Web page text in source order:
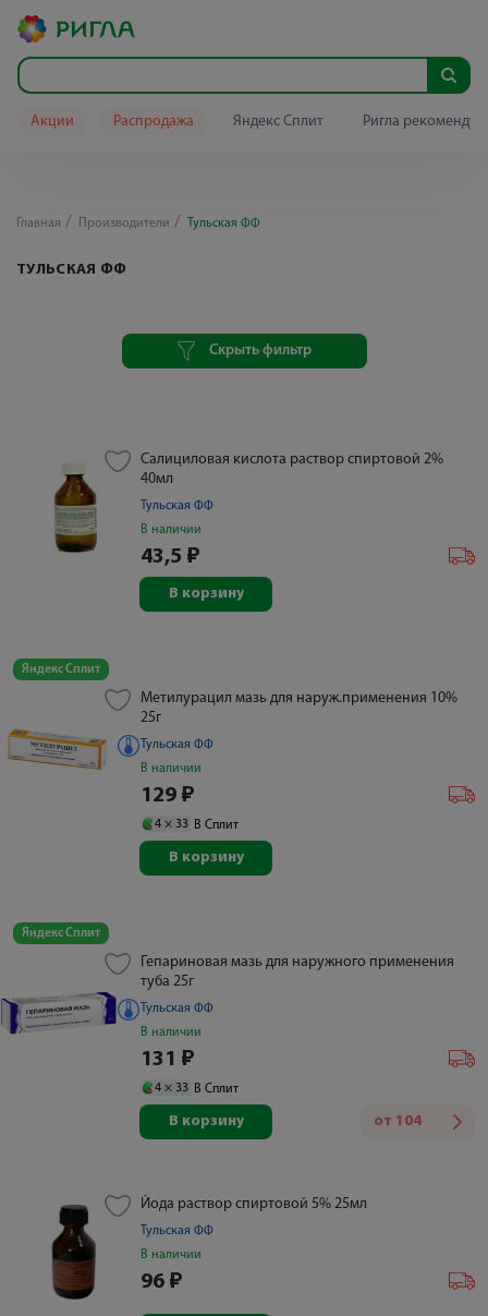
Акции Распродажа Яндекс Сплит Ригла
Главная Производители Тульская ФФ
ТУЛЬСКАЯ ФФ
Скрыть фильтр
Салициловая кислота раствор спиртовой 2%
40мл
Тульская ФФ
В наличии
43,5 ₽
В корзину
Яндекс Сплит
Метилурацил мазь для наруж.применения 10%
25г
Тульская ФФ
В наличии
129 ₽
4 × 33 В Сплит
В корзину
Яндекс Сплит
Гепариновая мазь для наружного применения
туба 25г
Тульская ФФ
В наличии
131 ₽
4 × 33 В Сплит
от 104
В корзину
Йода раствор спиртовой 5% 25мл
Тульская ФФ
В наличии
96 ₽